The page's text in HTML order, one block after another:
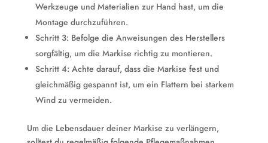
Werkzeuge und Materialien zur Hand hast, um die
Montage durchzuführen.
Schritt 3: Befolge die Anweisungen des Herstellers
sorgfältig, um die Markise richtig zu montieren.
Schritt 4: Achte darauf, dass die Markise fest und
gleichmäßig gespannt ist, um ein Flattern bei starkem
Wind zu vermeiden.
Um die Lebensdauer deiner Markise zu verlängern,